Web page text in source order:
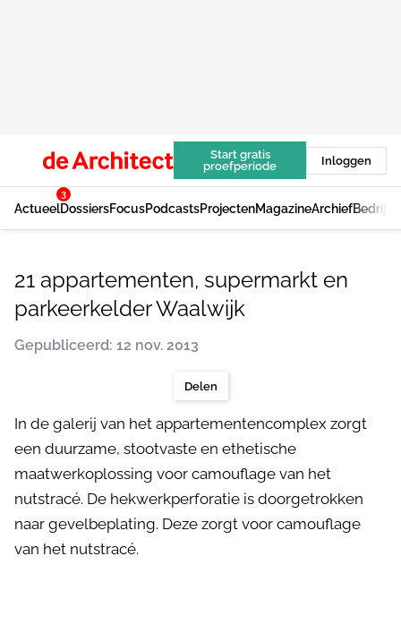
Start gratis
proefperiode
Inloggen
Actueel
3
DossiersFocusPodcastsProjectenMagazineArchief
21 appartementen, supermarkt en
parkeerkelder Waalwijk
Gepubliceerd: 12 nov. 2013
Delen
In de galerij van het appartementencomplex zorgt
een duurzame, stootvaste en ethetische
maatwerkoplossing voor camouflage van het
nutstracé. De hekwerkperforatie is doorgetrokken
naar gevelbeplating. Deze zorgt voor camouflage
van het nutstracé.